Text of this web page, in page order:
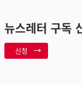
뉴스레터 구독
신청